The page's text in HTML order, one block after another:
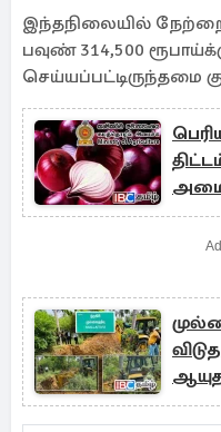
இந்தநிலையில்
பவுண் 314,500
செய்யப்பட்டிருந்தமை